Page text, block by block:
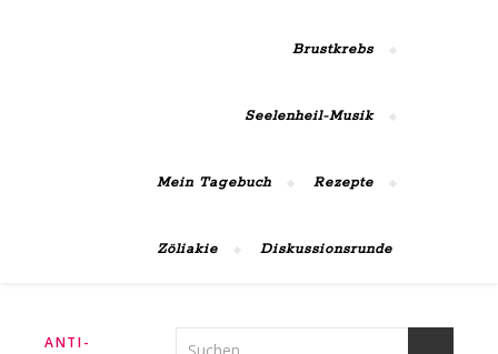
Brustkrebs
Seelenheil-Musik
Mein Tagebuch Rezepte
Zöliakie Diskussionsrunde
ANTI-